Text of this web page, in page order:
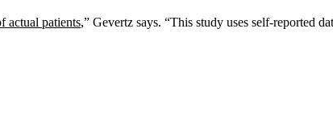
actual patients,” Gevertz says. “This study uses self-reported